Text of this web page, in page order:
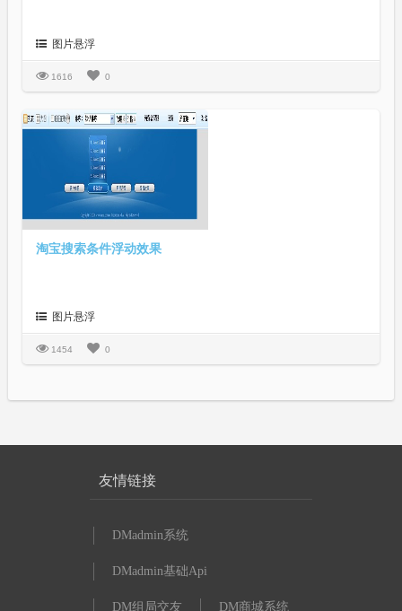
图片悬浮
1616 0
淘宝搜索条件浮动效果
图片悬浮
1454 0
友情链接
DMadmin系统
DMadmin基础Api
DM组局交友 DM商城系统